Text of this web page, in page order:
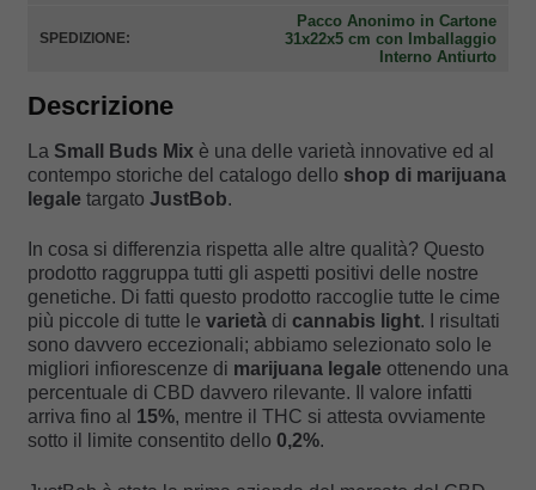
SPEDIZIONE:
Pacco Anonimo in Cartone
31x22x5 cm con Imballaggio
Interno Antiurto
Descrizione
La Small Buds Mix è una delle varietà innovative ed al
contempo storiche del catalogo dello shop di marijuana
legale targato JustBob.
In cosa si differenzia rispetta alle altre qualità? Questo
prodotto raggruppa tutti gli aspetti positivi delle nostre
genetiche. Di fatti questo prodotto raccoglie tutte le cime
più piccole di tutte le varietà di cannabis light. I risultati
sono davvero eccezionali; abbiamo selezionato solo le
migliori infiorescenze di marijuana legale ottenendo una
percentuale di CBD davvero rilevante. Il valore infatti
arriva fino al 15%, mentre il THC si attesta ovviamente
sotto il limite consentito dello 0,2%.